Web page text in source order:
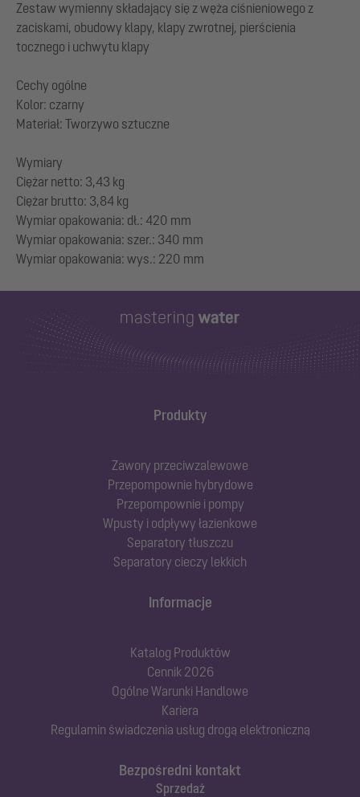
Zestaw wymienny składający się z węża ciśnieniowego z
zaciskami, obudowy klapy, klapy zwrotnej, pierścienia
tocznego i uchwytu klapy
Cechy ogólne
Kolor: czarny
Materiał: Tworzywo sztuczne
Wymiary
Ciężar netto: 3,43 kg
Ciężar brutto: 3,84 kg
Wymiar opakowania: dł.: 420 mm
Wymiar opakowania: szer.: 340 mm
Produkty
Zawory przeciwzalewowe
Przepompownie hybrydowe
Przepompownie i pompy
Wpusty i odpływy łazienkowe
Separatory tłuszczu
Separatory cieczy lekkich
Bezpośredni kontakt
Sprzedaż
Informacje
Katalog Produktów
Cennik 2026
Ogólne Warunki Handlowe
Kariera
Regulamin świadczenia usług drogą elektroniczną